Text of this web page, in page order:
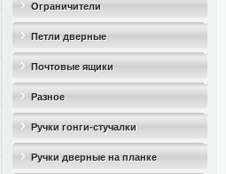
Ограничители
дверные(стопоры)
Петли дверные
Почтовые ящики
Разное
Ручки гонги-стучалки
Ручки дверные на планке